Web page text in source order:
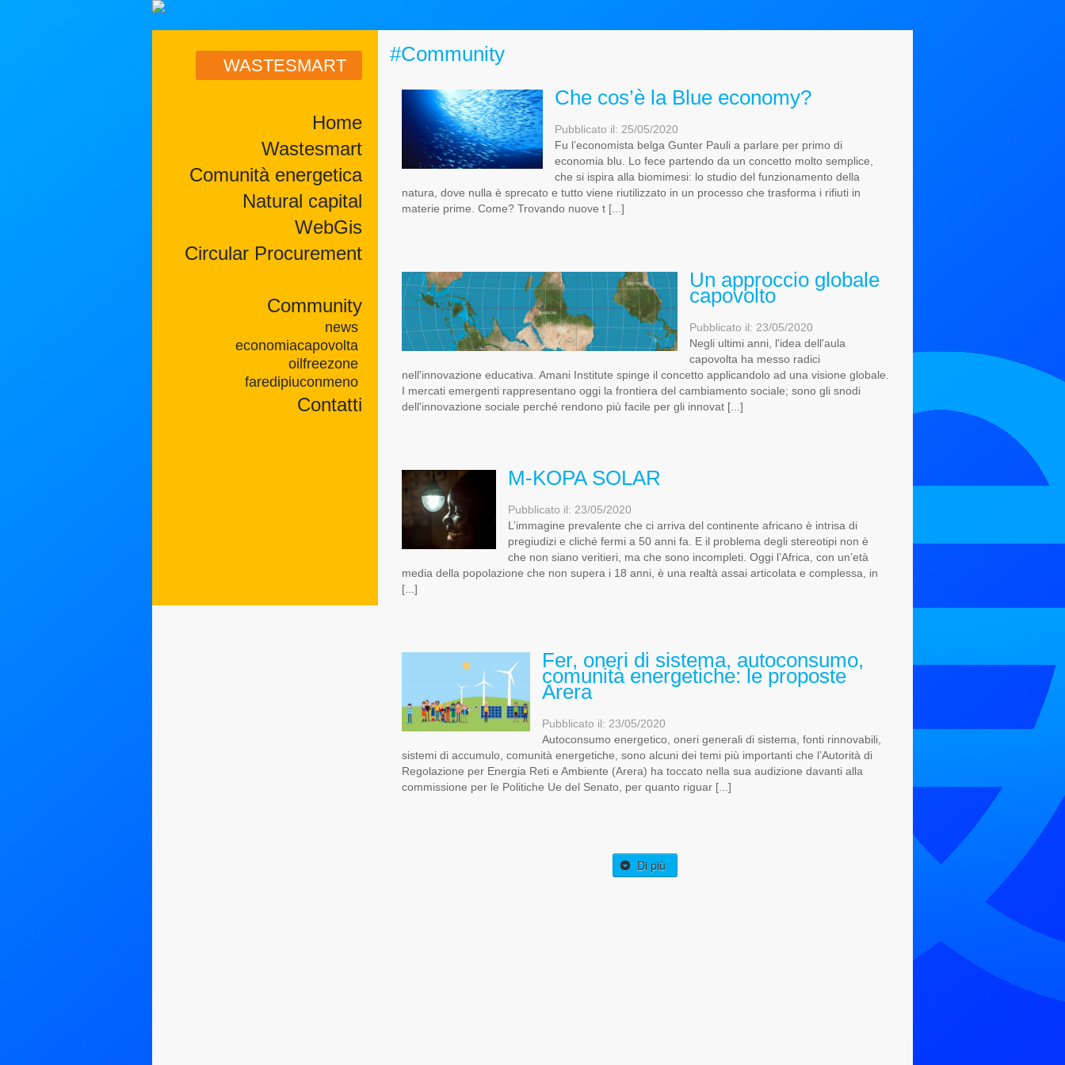
WASTESMART
Home
Wastesmart
Comunità energetica
Natural capital
WebGis
Circular Procurement
Community
news
economiacapovolta
oilfreezone
faredipiuconmeno
Contatti
#Community
Che cos’è la Blue economy?
Pubblicato il: 25/05/2020
Fu l’economista belga Gunter Pauli a parlare per primo di
economia blu. Lo fece partendo da un concetto molto semplice,
che si ispira alla biomimesi: lo studio del funzionamento della
natura, dove nulla è sprecato e tutto viene riutilizzato in un processo che trasforma i rifiuti in
materie prime. Come? Trovando nuove t [...]
Un approccio globale
capovolto
Pubblicato il: 23/05/2020
Negli ultimi anni, l'idea dell'aula
capovolta ha messo radici
nell'innovazione educativa. Amani Institute spinge il concetto applicandolo ad una visione globale.
I mercati emergenti rappresentano oggi la frontiera del cambiamento sociale; sono gli snodi
dell'innovazione sociale perché rendono più facile per gli innovat [...]
M-KOPA SOLAR
Pubblicato il: 23/05/2020
L’immagine prevalente che ci arriva del continente africano è intrisa di
pregiudizi e cliché fermi a 50 anni fa. E il problema degli stereotipi non è
che non siano veritieri, ma che sono incompleti. Oggi l’Africa, con un’età
media della popolazione che non supera i 18 anni, è una realtà assai articolata e complessa, in
[...]
Fer, oneri di sistema, autoconsumo,
comunità energetiche: le proposte
Arera
Pubblicato il: 23/05/2020
Autoconsumo energetico, oneri generali di sistema, fonti rinnovabili,
sistemi di accumulo, comunità energetiche, sono alcuni dei temi più importanti che l’Autorità di
Regolazione per Energia Reti e Ambiente (Arera) ha toccato nella sua audizione davanti alla
commissione per le Politiche Ue del Senato, per quanto riguar [...]
Di più